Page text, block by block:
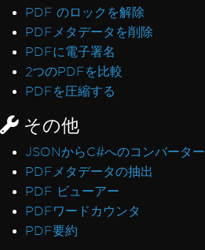
PDF のロックを解除
PDFメタデータを削除
PDFに電子署名
2つのPDFを比較
PDFを圧縮する
その他
JSONからC#へのコンバーター
PDFメタデータの抽出
PDF ビューアー
PDFワードカウンタ
PDF要約